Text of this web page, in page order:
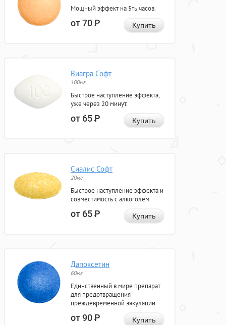
Мощный эффект на 5ть часов.
от 70Р Купить
Виагра Софт
100мг
Быстрое наступление эффекта,
уже через 20 минут.
от 65Р Купить
Сиалис Софт
20мг
Быстрое наступление эффекта и
совместимость с алкоголем.
от 65Р Купить
Дапоксетин
60мг
Единственный в мире препарат
для предотвращения
преждевременной эякуляции.
от 90Р Купить